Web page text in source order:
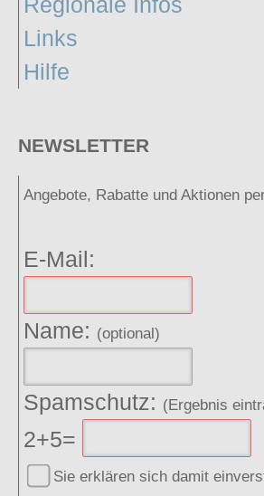
Links
Hilfe
NEWSLETTER
Angebote, Rabatte und Aktionen
E-Mail:
Name: (optional)
Spamschutz: (Ergebnis
2+5=
Sie erklären sich damit